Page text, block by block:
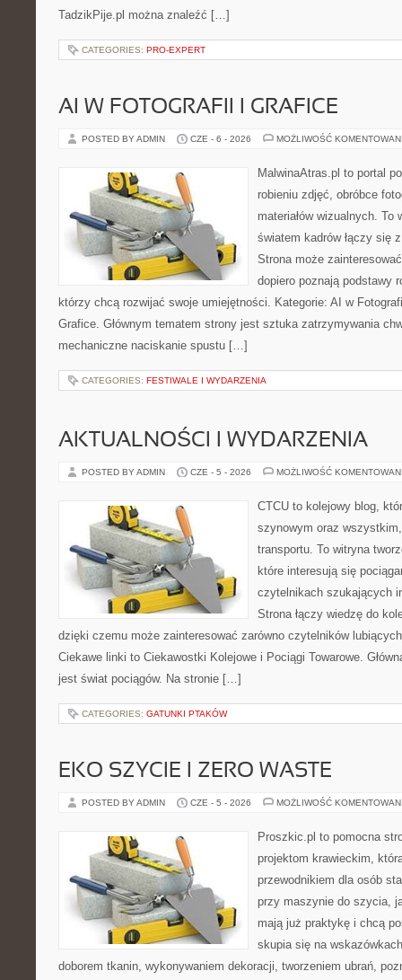
TadzikPije.pl można znaleźć […]
CATEGORIES: PRO-EXPERT
AI W FOTOGRAFII I GRAFICE
POSTED BY ADMIN CZE - 6 - 2026 MOŻLIWOŚĆ
MalwinaAtras.pl to portal
robieniu zdjęć, obróbce
materiałów wizualnych.
światem kadrów łączy się
Strona może
dopiero poznają podstawy
którzy chcą rozwijać swoje umiejętności. Kategorie: AI w
Grafice. Głównym tematem strony jest sztuka zatrzymywania
mechaniczne naciskanie spustu […]
CATEGORIES: FESTIWALE I WYDARZENIA
AKTUALNOŚCI I WYDARZENIA
POSTED BY ADMIN CZE - 5 - 2026 MOŻLIWOŚĆ
CTCU to kolejowy blog,
szynowym oraz
transportu. To witryna
które interesują się
czytelnikach szukających
Strona łączy wiedzę do
dzięki czemu może zainteresować zarówno czytelników
Ciekawe linki to Ciekawostki Kolejowe i Pociągi Towarowe.
jest świat pociągów. Na stronie […]
CATEGORIES: GATUNKI PTAKÓW
EKO SZYCIE I ZERO WASTE
POSTED BY ADMIN CZE - 5 - 2026 MOŻLIWOŚĆ
Proszkic.pl to pomocna
projektom krawieckim,
przewodnikiem dla osób
przy maszynie do szycia,
mają już praktykę i chcą
skupia się na
doborem tkanin, wykonywaniem dekoracji, tworzeniem ubrań,